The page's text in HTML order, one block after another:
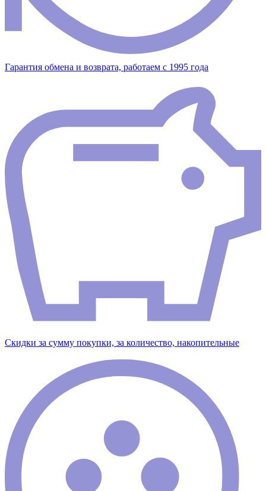
Гарантия обмена и возврата, работаем с 1995 года
Скидки за сумму покупки, за количество, накопительные